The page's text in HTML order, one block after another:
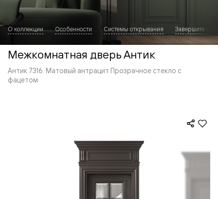
О коллекции Особенности Системы открывания Завершите
Межкомнатная дверь Антик
Антик 7316. Матовый антрацит Прозрачное стекло с
фацетом